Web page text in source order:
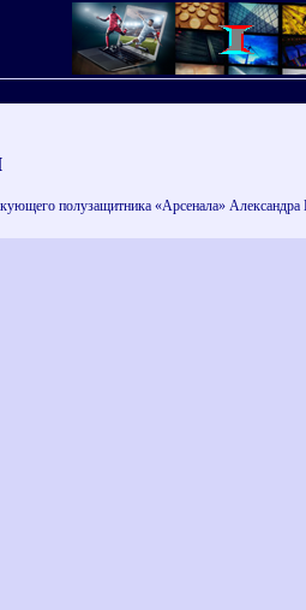
полузащитника «Арсенала»